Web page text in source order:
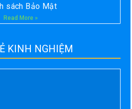
sách Bảo Mật
Read More »
KINH NGHIỆM